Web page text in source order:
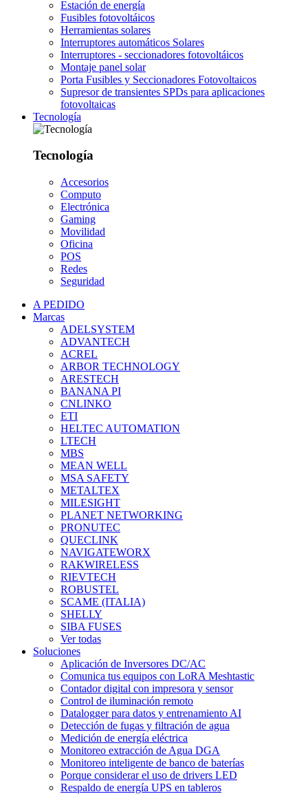
Estación de energía
Fusibles fotovoltáicos
Herramientas solares
Interruptores automáticos Solares
Interruptores - seccionadores fotovoltáicos
Montaje panel solar
Porta Fusibles y Seccionadores Fotovoltaicos
Supresor de transientes SPDs para aplicaciones
fotovoltaicas
Tecnología
Tecnología
Accesorios
Computo
Electrónica
Gaming
Movilidad
Oficina
POS
Redes
Seguridad
A PEDIDO
Marcas
ADELSYSTEM
ADVANTECH
ACREL
ARBOR TECHNOLOGY
ARESTECH
BANANA PI
CNLINKO
ETI
HELTEC AUTOMATION
LTECH
MBS
MEAN WELL
MSA SAFETY
METALTEX
MILESIGHT
PLANET NETWORKING
PRONUTEC
QUECLINK
NAVIGATEWORX
RAKWIRELESS
RIEVTECH
ROBUSTEL
SCAME (ITALIA)
SHELLY
SIBA FUSES
Ver todas
Soluciones
Aplicación de Inversores DC/AC
Comunica tus equipos con LoRA Meshtastic
Contador digital con impresora y sensor
Control de iluminación remoto
Datalogger para datos y entrenamiento AI
Detección de fugas y filtración de agua
Medición de energía eléctrica
Monitoreo extracción de Agua DGA
Monitoreo inteligente de banco de baterías
Porque considerar el uso de drivers LED
Respaldo de energía UPS en tableros